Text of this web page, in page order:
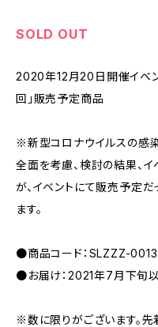
SOLD OUT
2020年12月20日開催イベ
回」販売予定商品
※新型コロナウイルスの感
全面を考慮、検討の結果、
が、イベントにて販売予定
ます。
●商品コード：SLZZZ-
●お届け：2021年7月下旬
※数に限りがございます。先